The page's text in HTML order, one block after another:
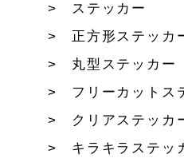
ステッカー
正方形ステッカ
丸型ステッカー
フリーカットス
クリアステッカ
キラキラステッ